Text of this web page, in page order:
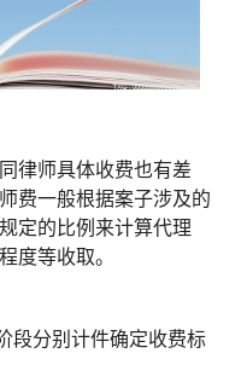
律师具体收费也有差
费一般根据案子涉及的
定的比例来计算代理
度等收取。
段分别计件确定收费标